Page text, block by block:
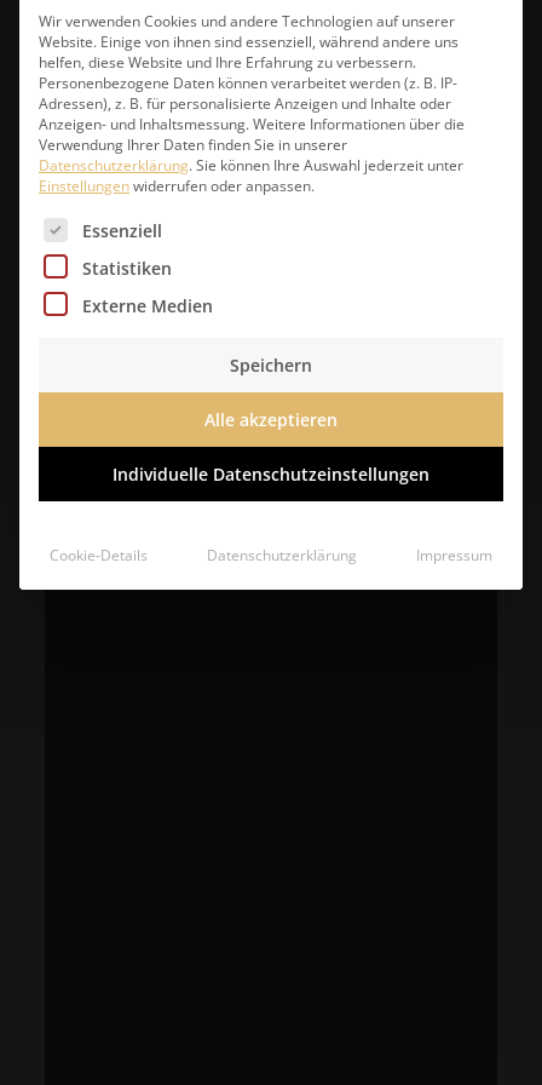
Snack
Standorte Berlin
Wir verwenden Cookies und andere Technologien auf unserer
Website. Einige von ihnen sind essenziell, während andere uns
helfen, diese Website und Ihre Erfahrung zu verbessern.
Personenbezogene Daten können verarbeitet werden (z. B. IP-
Adressen), z. B. für personalisierte Anzeigen und Inhalte oder
Anzeigen- und Inhaltsmessung.Weitere Informationen über die
Verwendung Ihrer Daten finden Sie in unserer
Datenschutzerklärung.Sie können Ihre Auswahl jederzeit unter
Einstellungenwiderrufen oder anpassen.
Es folgt eine Liste der Service-Gruppen, für die eine
Essenziell
Statistiken
Externe Medien
Speichern
Alle akzeptieren
Individuelle Datenschutzeinstellungen
Cookie-Details Datenschutzerklärung Impressum